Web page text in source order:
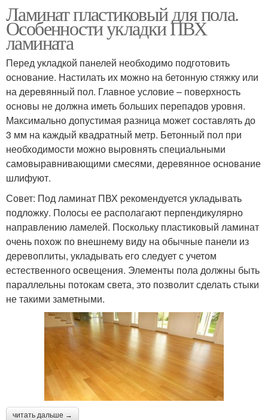
Ламинат пластиковый для пола.
Особенности укладки ПВХ
ламината
Перед укладкой панелей необходимо подготовить
основание. Настилать их можно на бетонную стяжку или
на деревянный пол. Главное условие – поверхность
основы не должна иметь больших перепадов уровня.
Максимально допустимая разница может составлять до
3 мм на каждый квадратный метр. Бетонный пол при
необходимости можно выровнять специальными
самовыравнивающими смесями, деревянное основание
шлифуют.
Совет: Под ламинат ПВХ рекомендуется укладывать
подложку. Полосы ее располагают перпендикулярно
направлению ламелей. Поскольку пластиковый ламинат
очень похож по внешнему виду на обычные панели из
деревоплиты, укладывать его следует с учетом
естественного освещения. Элементы пола должны быть
параллельны потокам света, это позволит сделать стыки
не такими заметными.
читать дальше →